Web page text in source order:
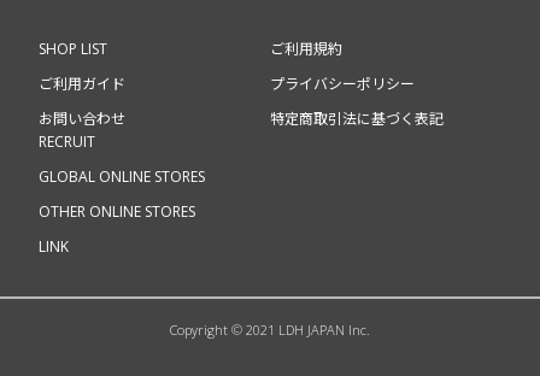
SHOP LIST
ご利用ガイド
お問い合わせ
ご利用規約
プライバシーポリシー
特定商取引法に基づく表記
RECRUIT
GLOBAL ONLINE STORES
OTHER ONLINE STORES
LINK
Copyright © 2021 LDH JAPAN Inc.